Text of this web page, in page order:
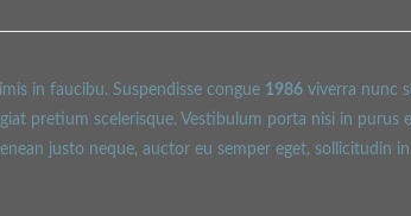
in faucibu. Suspendisse congue 1986 viverra nunc
pretium scelerisque. Vestibulum porta nisi in purus
justo neque, auctor eu semper eget,